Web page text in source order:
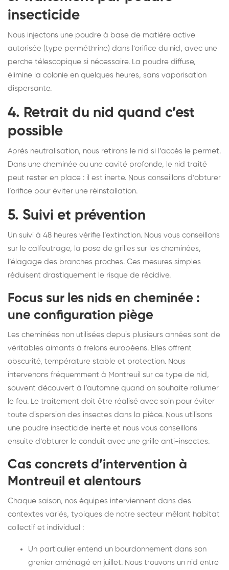
insecticide
Nous injectons une poudre à base de matière active
autorisée (type perméthrine) dans l’orifice du nid, avec une
perche télescopique si nécessaire. La poudre diffuse,
élimine la colonie en quelques heures, sans vaporisation
dispersante.
4. Retrait du nid quand c’est
possible
Après neutralisation, nous retirons le nid si l’accès le permet.
Dans une cheminée ou une cavité profonde, le nid traité
peut rester en place : il est inerte. Nous conseillons d’obturer
l’orifice pour éviter une réinstallation.
5. Suivi et prévention
Un suivi à 48 heures vérifie l’extinction. Nous vous conseillons
sur le calfeutrage, la pose de grilles sur les cheminées,
l’élagage des branches proches. Ces mesures simples
réduisent drastiquement le risque de récidive.
Focus sur les nids en cheminée :
une configuration piège
Les cheminées non utilisées depuis plusieurs années sont de
véritables aimants à frelons européens. Elles offrent
obscurité, température stable et protection. Nous
intervenons fréquemment à Montreuil sur ce type de nid,
souvent découvert à l’automne quand on souhaite rallumer
le feu. Le traitement doit être réalisé avec soin pour éviter
toute dispersion des insectes dans la pièce. Nous utilisons
une poudre insecticide inerte et nous vous conseillons
ensuite d’obturer le conduit avec une grille anti-insectes.
Cas concrets d’intervention à
Montreuil et alentours
Chaque saison, nos équipes interviennent dans des
contextes variés, typiques de notre secteur mêlant habitat
collectif et individuel :
Un particulier entend un bourdonnement dans son
grenier aménagé en juillet. Nous trouvons un nid entre